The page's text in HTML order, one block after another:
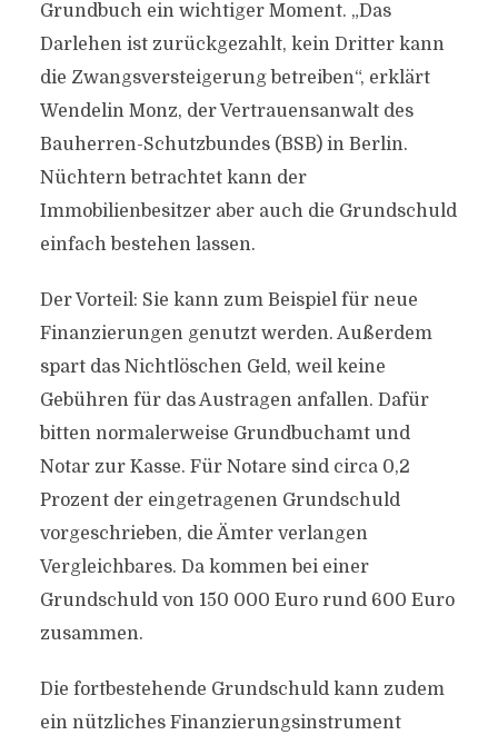
Grundbuch ein wichtiger Moment. „Das
Darlehen ist zurückgezahlt, kein Dritter kann
die Zwangsversteigerung betreiben“, erklärt
Wendelin Monz, der Vertrauensanwalt des
Bauherren-Schutzbundes (BSB) in Berlin.
Nüchtern betrachtet kann der
Immobilienbesitzer aber auch die Grundschuld
einfach bestehen lassen.
Der Vorteil: Sie kann zum Beispiel für neue
Finanzierungen genutzt werden. Außerdem
spart das Nichtlöschen Geld, weil keine
Gebühren für das Austragen anfallen. Dafür
bitten normalerweise Grundbuchamt und
Notar zur Kasse. Für Notare sind circa 0,2
Prozent der eingetragenen Grundschuld
vorgeschrieben, die Ämter verlangen
Vergleichbares. Da kommen bei einer
Grundschuld von 150 000 Euro rund 600 Euro
zusammen.
Die fortbestehende Grundschuld kann zudem
ein nützliches Finanzierungsinstrument